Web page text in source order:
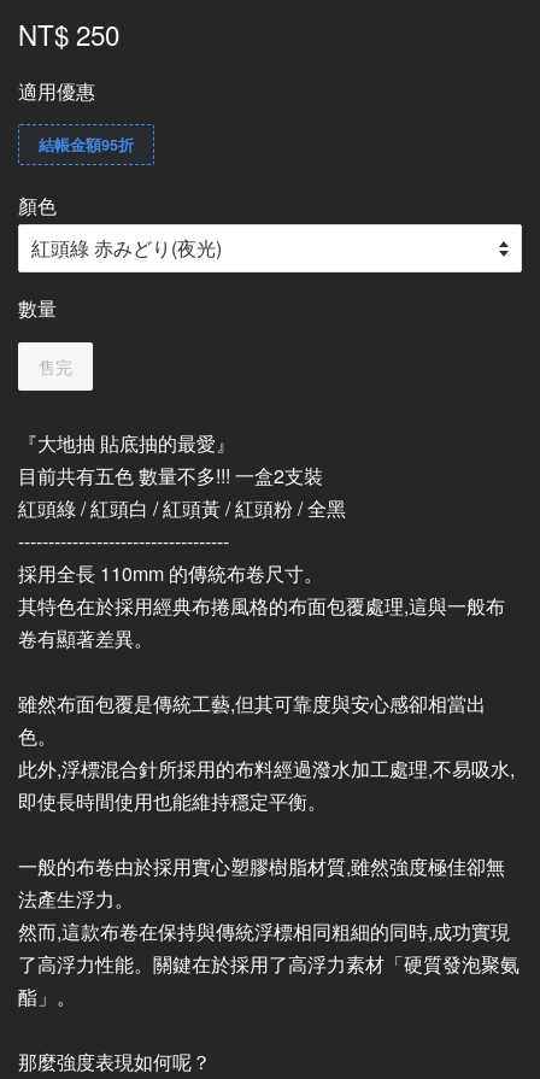
NT$ 250
適用優惠
結帳金額95折
顏色
數量
售完
『大地抽 貼底抽的最愛』
目前共有五色 數量不多!!! 一盒2支裝
紅頭綠 / 紅頭白 / 紅頭黃 / 紅頭粉 / 全黑
-----------------------------------
採用全長 110mm 的傳統布卷尺寸。
其特色在於採用經典布捲風格的布面包覆處理,這與一般布
卷有顯著差異。
雖然布面包覆是傳統工藝,但其可靠度與安心感卻相當出
色。
此外,浮標混合針所採用的布料經過潑水加工處理,不易吸水,
即使長時間使用也能維持穩定平衡。
一般的布卷由於採用實心塑膠樹脂材質,雖然強度極佳卻無
法產生浮力。
然而,這款布卷在保持與傳統浮標相同粗細的同時,成功實現
了高浮力性能。關鍵在於採用了高浮力素材「硬質發泡聚氨
酯」。
那麼強度表現如何呢？